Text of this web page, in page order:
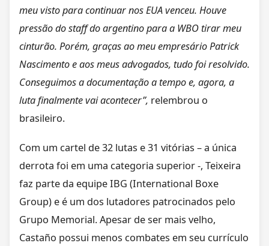
meu visto para continuar nos EUA venceu. Houve
pressão do staff do argentino para a WBO tirar meu
cinturão. Porém, graças ao meu empresário Patrick
Nascimento e aos meus advogados, tudo foi resolvido.
Conseguimos a documentação a tempo e, agora, a
luta finalmente vai acontecer”, relembrou o
brasileiro.
Com um cartel de 32 lutas e 31 vitórias – a única
derrota foi em uma categoria superior -, Teixeira
faz parte da equipe IBG (International Boxe
Group) e é um dos lutadores patrocinados pelo
Grupo Memorial. Apesar de ser mais velho,
Castaño possui menos combates em seu currículo